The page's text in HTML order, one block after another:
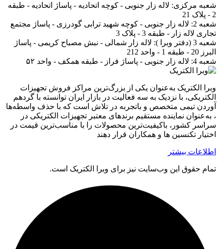
شعبه مرکزی: لاله زار جنوبی - کوچه اتحادیه - پاساژ اتحادیه - طبقه
2 - پلاک 21
شعبه 2:
لاله زار جنوبی - کوچه شهید ترابی گودرزی - پاساژ مجتمع
تجاری لاله زار - طبقه 3 - پلاک 3
شعبه 3 (دفتر وبرا ):
لاله زار شمالی - نبش مصباح کریمی - پاساژ
البرز 20 - طبقه 1 - واحد 212
شعبه 4:
لاله زار جنوبی - پاساژ فراز - طبقه همکف - واحد ۵۲
وبرا الکتریک به‌عنوان یکی از بزرگ‌ترین مراکز فروش تجهیزات
الکتریکی، با نزدیک به سه فعالیت در بازار ایران توانسته با گردهم‌
آوردن تیمی متخصص و باتجربه در تلاش است که با حذف واسطه‌ها
، به‌عنوان نماینده مستقیم برندهای معتبر تجهیزات الکتریکی در
سراسر کشور، باکیفیت‌ترین محصولات را با مناسب‌ترین قیمت در
اختیار تکنسین ها و همکاران قرار دهند
اطلاعات بیشتر
تمام حقوق اين وب‌سايت نیز برای وبرا الکتریک است.